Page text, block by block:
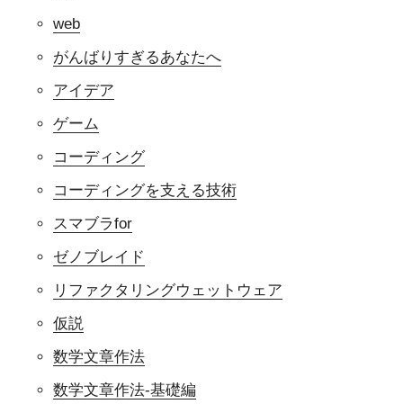
web
がんばりすぎるあなたへ
アイデア
ゲーム
コーディング
コーディングを支える技術
スマブラfor
ゼノブレイド
リファクタリングウェットウェア
仮説
数学文章作法
数学文章作法-基礎編